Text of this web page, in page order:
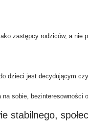
zastępcy rodziców, a nie
dzieci jest decydującym
na sobie, bezinteresowności
stabilnego,